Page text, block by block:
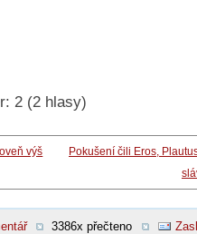
2 (2 hlasy)
výš
Pokušení čili Eros,
3386x přečteno